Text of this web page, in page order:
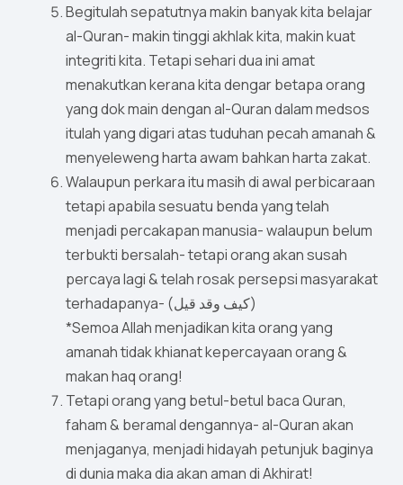
Begitulah sepatutnya makin banyak kita belajar
al-Quran- makin tinggi akhlak kita, makin kuat
integriti kita. Tetapi sehari dua ini amat
menakutkan kerana kita dengar betapa orang
yang dok main dengan al-Quran dalam medsos
itulah yang digari atas tuduhan pecah amanah &
menyeleweng harta awam bahkan harta zakat.
Walaupun perkara itu masih di awal perbicaraan
tetapi apabila sesuatu benda yang telah
menjadi percakapan manusia- walaupun belum
terbukti bersalah- tetapi orang akan susah
percaya lagi & telah rosak persepsi masyarakat
terhadapanya- (كيف وقد قيل)
*Semoa Allah menjadikan kita orang yang
amanah tidak khianat kepercayaan orang &
makan haq orang!
Tetapi orang yang betul-betul baca Quran,
faham & beramal dengannya- al-Quran akan
menjaganya, menjadi hidayah petunjuk baginya
di dunia maka dia akan aman di Akhirat!